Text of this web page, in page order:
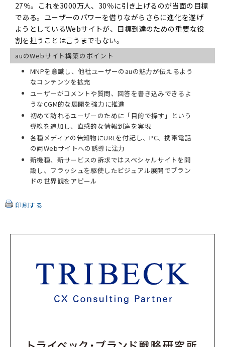
27％。これを3000万人、30％に引き上げるのが当面の目標
である。ユーザーのパワーを借りながらさらに進化を遂げ
ようとしているWebサイトが、目標到達のための重要な役
割を担うことは言うまでもない。
auのWebサイト構築のポイント
MNPを意識し、他社ユーザーのauの魅力が伝えるよう
なコンテンツを拡充
ユーザーがコメントや質問、回答を書き込みできるよ
うなCGM的な展開を強力に推進
初めて訪れるユーザーのために「目的で探す」という
導線を追加し、直感的な情報到達を実現
各種メディアの告知物にURLを付記し、PC、携帯電話
の両Webサイトへの誘導に注力
新機種、新サービスの訴求ではスペシャルサイトを開
設し、フラッシュを駆使したビジュアル展開でブラン
ドの世界観をアピール
印刷する